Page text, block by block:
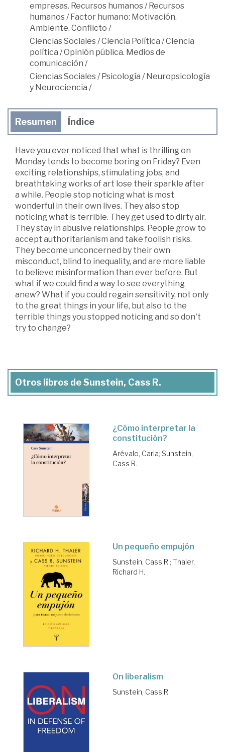
empresas. Recursos humanos /Recursos
humanos /Factor humano: Motivación.
Ambiente. Conflicto /
Ciencias Sociales /Ciencia Política /Ciencia
política /Opinión pública. Medios de
comunicación /
Ciencias Sociales /Psicología /Neuropsicología
y Neurociencia /
Resumen Índice
Have you ever noticed that what is thrilling on
Monday tends to become boring on Friday? Even
exciting relationships, stimulating jobs, and
breathtaking works of art lose their sparkle after
a while. People stop noticing what is most
wonderful in their own lives. They also stop
noticing what is terrible. They get used to dirty air.
They stay in abusive relationships. People grow to
accept authoritarianism and take foolish risks.
They become unconcerned by their own
misconduct, blind to inequality, and are more liable
to believe misinformation than ever before. But
what if we could find a way to see everything
anew? What if you could regain sensitivity, not only
to the great things in your life, but also to the
terrible things you stopped noticing and so don't
try to change?
Otros libros de Sunstein, Cass R.
¿Cómo interpretar la
constitución?
Arévalo, Carla; Sunstein,
Cass R.
Un pequeño empujón
Sunstein, Cass R.; Thaler,
Richard H.
On liberalism
Sunstein, Cass R.